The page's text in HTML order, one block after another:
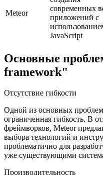
Meteor
современных
приложений с
JavaScript
Основные
framework"
Отсутствие гибкости
Одной из основных проблем
ограниченная гибкость. В
фреймворков, Meteor
выбора технологий и
проблематично для
уже существующими
Производительность